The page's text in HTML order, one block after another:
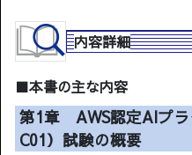
内容詳細
■本書の主な内容
第1章 AWS認定AIプ
C01）試験の概要